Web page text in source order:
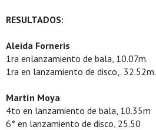
RESULTADOS:
Aleida Forneris
1ra enlanzamiento de bala, 10.07m.
1ra en lanzamiento de disco, 32.52m.
Martín Moya
4to en lanzamiento de bala, 10.35m
6° en lanzamiento de disco, 25.50